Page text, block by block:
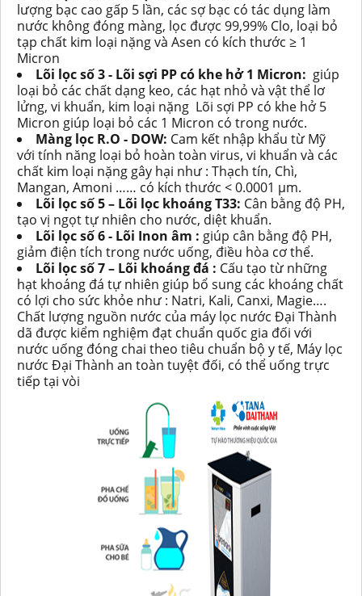
lượng bạc cao gấp 5 lần, các sợ bạc có tác dụng làm
nước không đóng màng, lọc được 99,99% Clo, loại bỏ
tạp chất kim loại nặng và Asen có kích thước ≥ 1
Micron
Lõi lọc số 3 - Lõi sợi PP có khe hở 1 Micron: giúp
loại bỏ các chất dạng keo, các hạt nhỏ và vật thể lơ
lửng, vi khuẩn, kim loại nặng Lõi sợi PP có khe hở 5
Micron giúp loại bỏ các 1 Micron có trong nước.
Màng lọc R.O - DOW: Cam kết nhập khẩu từ Mỹ
với tính năng loại bỏ hoàn toàn virus, vi khuẩn và các
chất kim loại nặng gây hại như : Thạch tín, Chì,
Mangan, Amoni …… có kích thước < 0.0001 µm.
Lõi lọc số 5 – Lõi lọc khoáng T33: Cân bằng độ PH,
tạo vị ngọt tự nhiên cho nước, diệt khuẩn.
Lõi lọc số 6 - Lõi Inon âm : giúp cân bằng độ PH,
giảm điện tích trong nước uống, điều hòa cơ thể.
Lõi lọc số 7 – Lõi khoáng đá : Cấu tạo từ những
hạt khoáng đá tự nhiên giúp bổ sung các khoáng chất
có lợi cho sức khỏe như : Natri, Kali, Canxi, Magie….
Chất lượng nguồn nước của máy lọc nước Đại Thành
dã được kiểm nghiệm đạt chuẩn quốc gia đối với
nước uống đóng chai theo tiêu chuẩn bộ y tế, Máy lọc
nước Đại Thành an toàn tuyệt đối, có thể uống trực
tiếp tại vòi